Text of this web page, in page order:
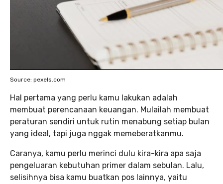
Source: pexels.com
Hal pertama yang perlu kamu lakukan adalah
membuat perencanaan keuangan. Mulailah membuat
peraturan sendiri untuk rutin menabung setiap bulan
yang ideal, tapi juga nggak memeberatkanmu.
Caranya, kamu perlu merinci dulu kira-kira apa saja
pengeluaran kebutuhan primer dalam sebulan. Lalu,
selisihnya bisa kamu buatkan pos lainnya, yaitu